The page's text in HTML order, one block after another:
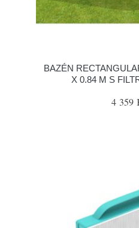
BAZÉN
X 0.84 M S
4 359